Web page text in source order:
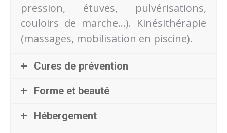
pression, étuves, pulvérisations,
couloirs de marche…). Kinésithérapie
(massages, mobilisation en piscine).
Cures de prévention
Forme et beauté
Hébergement